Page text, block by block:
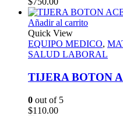
Añadir al carrito
Quick View
EQUIPO MEDICO,
SALUD LABORAL
TIJERA BOTON
0 out of 5
$110.00